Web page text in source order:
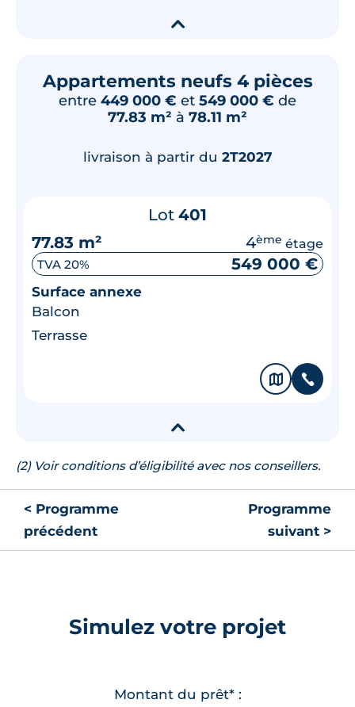
▾
Appartements neufs 4 pièces
entre 449 000 € et 549 000 € de
77.83 m² à 78.11 m²
livraison à partir du 2T2027
Lot 401
77.83 m²
4ème étage
TVA 20% 549 000 €
Surface annexe
Balcon
Terrasse
🗞 📞
▾
(2) Voir conditions d’éligibilité avec nos conseillers.
< Programme
précédent
Programme
suivant >
Simulez votre projet
Montant du prêt* :